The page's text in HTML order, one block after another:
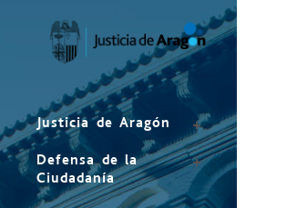
Justicia de Aragón
Defensa de la
Ciudadanía